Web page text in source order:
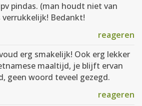
pindas. (man houdt niet van
verrukkelijk! Bedankt!
reageren
erg smakelijk! Ook erg lekker
maaltijd, je blijft ervan
geen woord teveel gezegd.
reageren